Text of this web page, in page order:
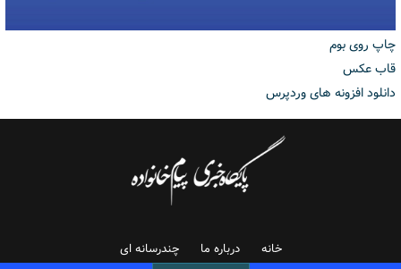
چاپ روی بوم
قاب عکس
دانلود افزونه های وردپرس
خانه درباره ما چندرسانه ای